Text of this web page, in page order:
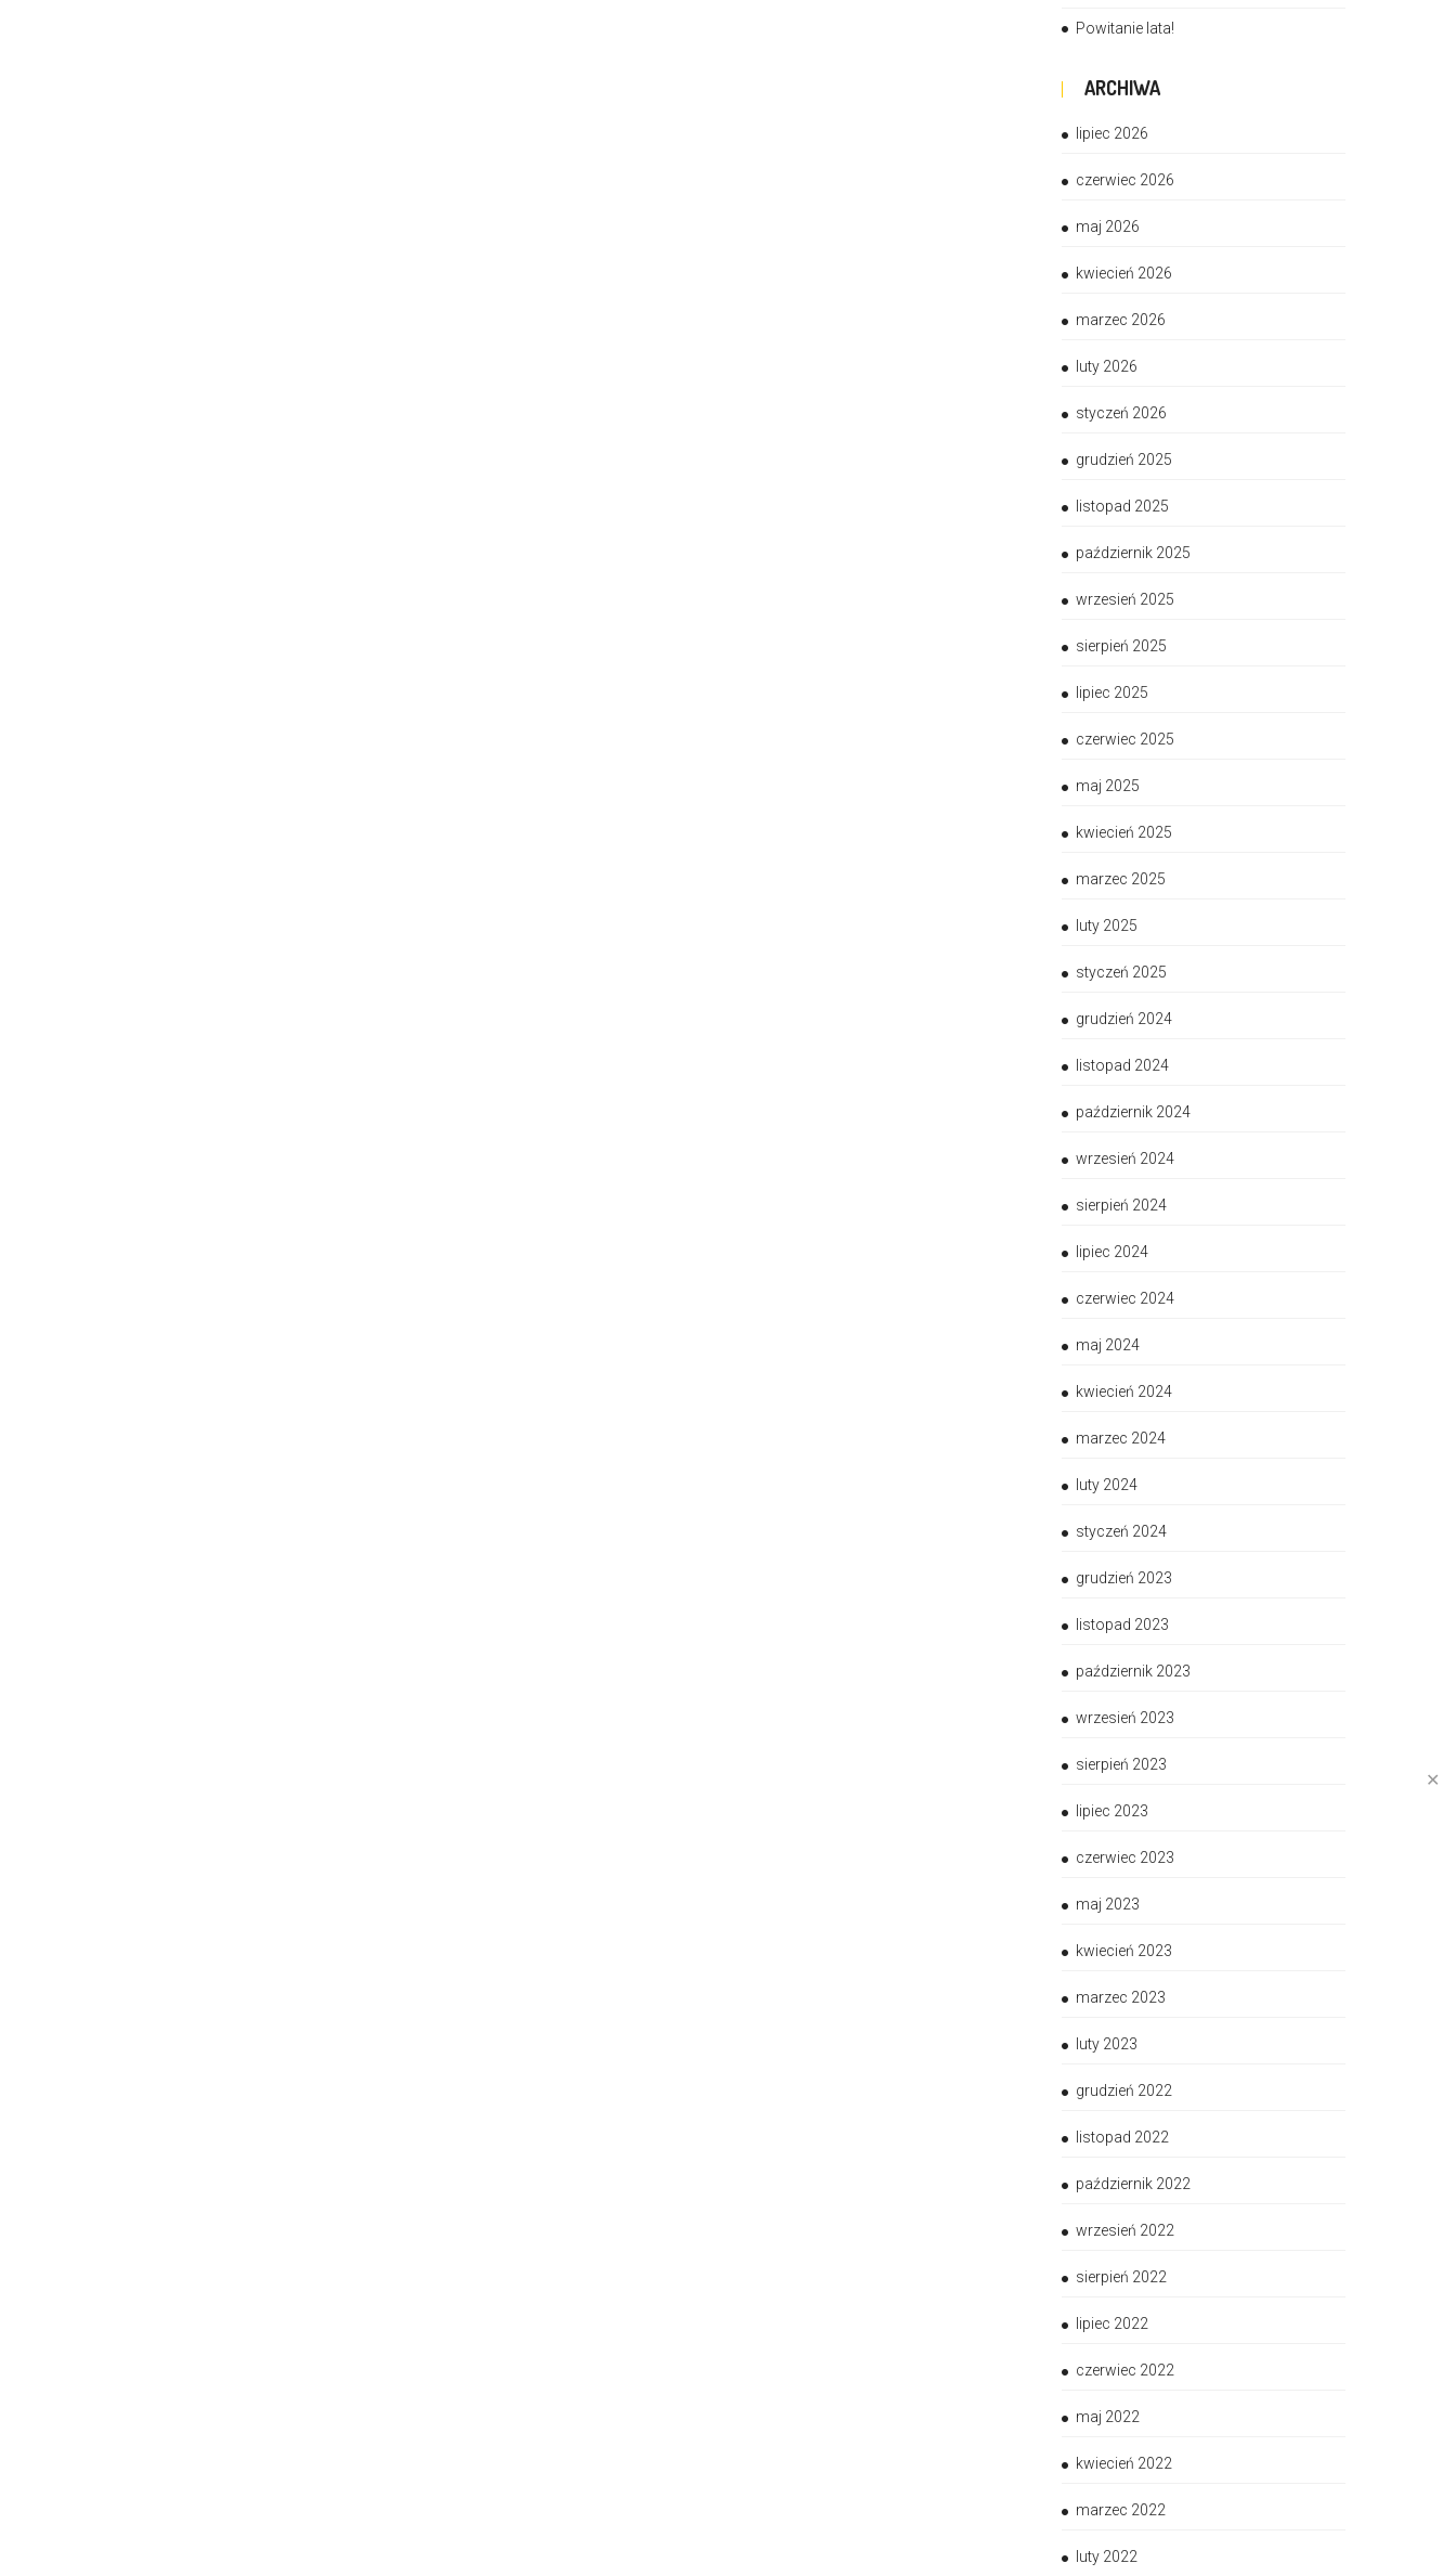
✕
Powitanie lata!
ARCHIWA
lipiec 2026
czerwiec 2026
maj 2026
kwiecień 2026
marzec 2026
luty 2026
styczeń 2026
grudzień 2025
listopad 2025
październik 2025
wrzesień 2025
sierpień 2025
lipiec 2025
czerwiec 2025
maj 2025
kwiecień 2025
marzec 2025
luty 2025
styczeń 2025
grudzień 2024
listopad 2024
październik 2024
wrzesień 2024
sierpień 2024
lipiec 2024
czerwiec 2024
maj 2024
kwiecień 2024
marzec 2024
luty 2024
styczeń 2024
grudzień 2023
listopad 2023
październik 2023
wrzesień 2023
sierpień 2023
lipiec 2023
czerwiec 2023
maj 2023
kwiecień 2023
marzec 2023
luty 2023
grudzień 2022
listopad 2022
październik 2022
wrzesień 2022
sierpień 2022
lipiec 2022
czerwiec 2022
maj 2022
kwiecień 2022
marzec 2022
luty 2022